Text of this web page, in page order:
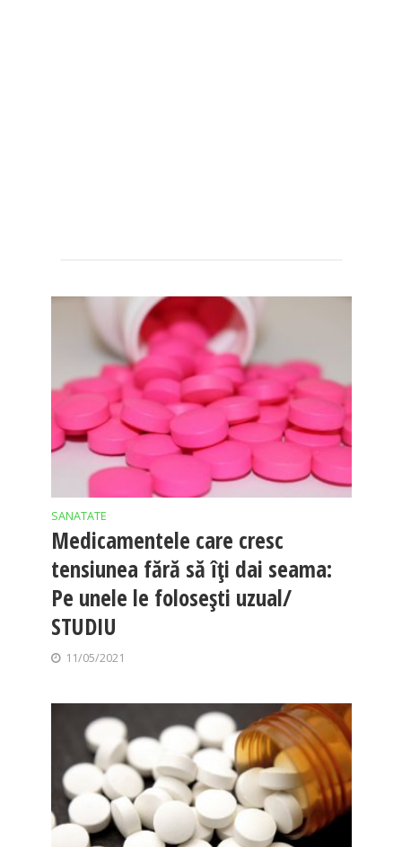
SANATATE
Medicamentele care cresc
tensiunea fără să îți dai seama:
Pe unele le folosești uzual/
STUDIU
11/05/2021